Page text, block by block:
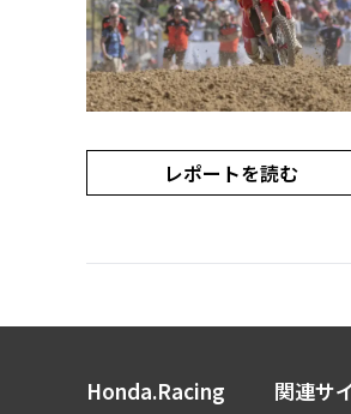
レポートを読む
Honda.Racing 関連サ